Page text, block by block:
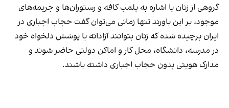
گروهی از زنان با اشاره به پلمب کافه و رستوران‌ها و جریمه‌های
موجود، بر این باورند تنها زمانی می‌توان گفت حجاب اجباری در
ایران برچیده شده که زنان بتوانند آزادانه با پوشش دلخواه خود
در مدرسه، دانشگاه، محل کار و اماکن دولتی حاضر شوند و
مدارک هویتی بدون حجاب اجباری داشته باشند.